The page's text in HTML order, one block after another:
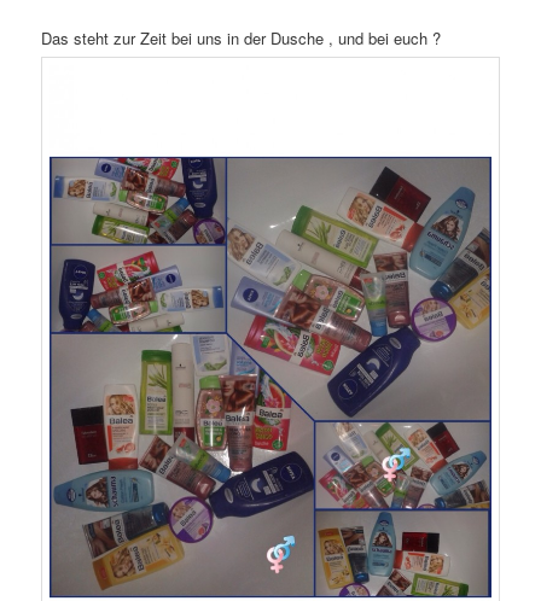
Das steht zur Zeit bei uns in der Dusche , und bei euch ?